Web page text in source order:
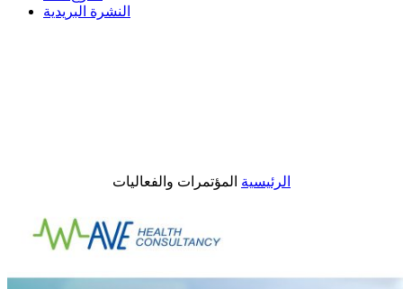
النشرة البريدية
الرئيسية المؤتمرات والفعاليات